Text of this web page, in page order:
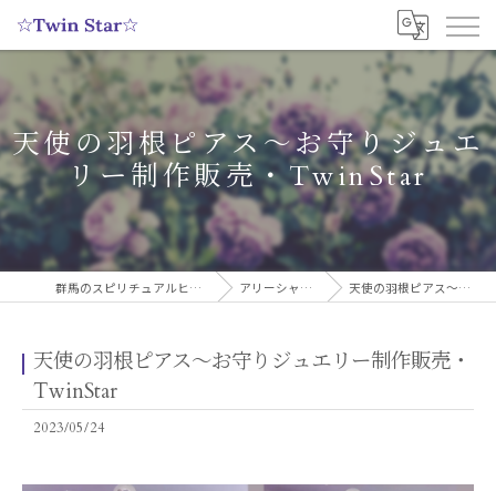
天使の羽根ピアス〜お守りジュエ
リー制作販売・TwinStar
群馬のスピリチュアルヒーリングサロンなら実績多数の☆Twin Star☆ アリーシャのスピリチュアルブログ 天使の羽根ピアス〜お守りジュエリー制作販売・TwinStar
天使の羽根ピアス〜お守りジュエリー制作販売・
TwinStar
2023/05/24